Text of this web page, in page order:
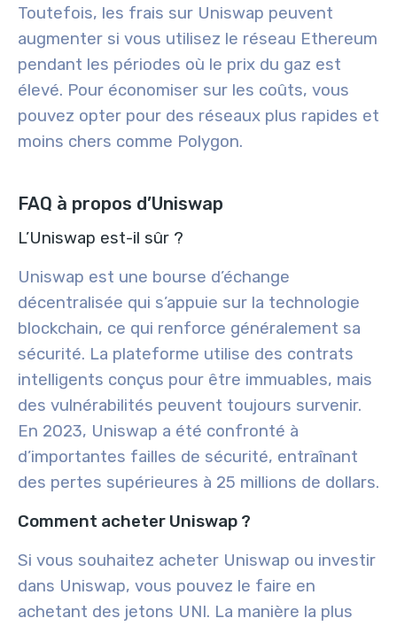
Toutefois, les frais sur Uniswap peuvent
augmenter si vous utilisez le réseau Ethereum
pendant les périodes où le prix du gaz est
élevé. Pour économiser sur les coûts, vous
pouvez opter pour des réseaux plus rapides et
moins chers comme Polygon.
FAQ à propos d’Uniswap
L’Uniswap est-il sûr ?
Uniswap est une bourse d’échange
décentralisée qui s’appuie sur la technologie
blockchain, ce qui renforce généralement sa
sécurité. La plateforme utilise des contrats
intelligents conçus pour être immuables, mais
des vulnérabilités peuvent toujours survenir.
En 2023, Uniswap a été confronté à
d’importantes failles de sécurité, entraînant
des pertes supérieures à 25 millions de dollars.
Comment acheter Uniswap ?
Si vous souhaitez acheter Uniswap ou investir
dans Uniswap, vous pouvez le faire en
achetant des jetons UNI. La manière la plus